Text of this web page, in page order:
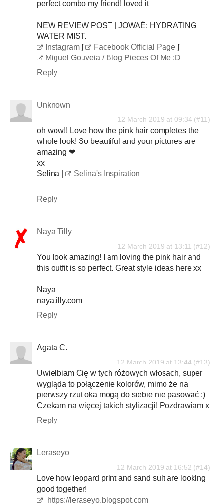
perfect combo my friend! loved it
NEW REVIEW POST | JOWAÉ: HYDRATING
WATER MIST.
Instagram ∫ Facebook Official Page ∫
Miguel Gouveia / Blog Pieces Of Me :D
Reply
Unknown
12 March 2019 at 09:34
oh wow!! Love how the pink hair completes the
whole look! So beautiful and your pictures are
amazing ❤
xx
Selina |
Selina's Inspiration
Reply
Naya Tilly
12 March 2019 at 13:11
You look amazing! I am loving the pink hair and
this outfit is so perfect. Great style ideas here xx
Naya
nayatilly.com
Reply
Agata C.
12 March 2019 at 13:44
Uwielbiam Cię w tych różowych włosach, super
wygląda to połączenie kolorów, mimo że na
pierwszy rzut oka mogą do siebie nie pasować :)
Czekam na więcej takich stylizacji! Pozdrawiam x
Reply
Leraseyo
12 March 2019 at 16:52
Love how leopard print and sand suit are looking
good together!
https://leraseyo.blogspot.com